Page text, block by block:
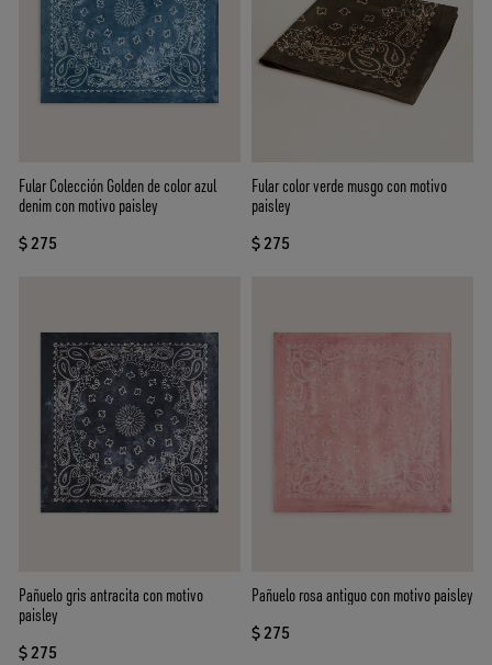
Fular Colección Golden de color azul
denim con motivo paisley
$ 275
Fular color verde musgo con motivo
paisley
$ 275
Pañuelo gris antracita con motivo
paisley
$ 275
Pañuelo rosa antiguo con motivo paisley
$ 275